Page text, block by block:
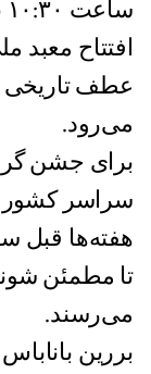
ساعت ۱۰:۳۰ به وقت گرینویچ) آغاز می‌شود.
افتتاح معبد
عطف تاریخی
می‌رود.
برای جشن
سراسر کشور
هفته‌ها قبل
تا مطمئن
می‌رسند.